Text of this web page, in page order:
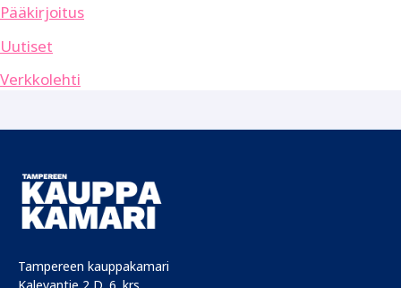
Pääkirjoitus
Uutiset
Verkkolehti
Tampereen kauppakamari